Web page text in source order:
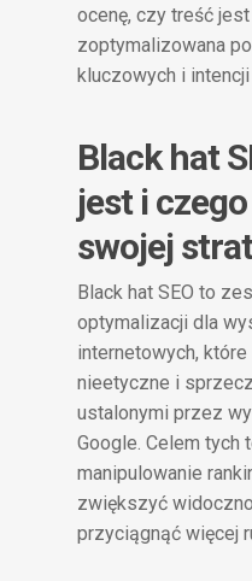
ocenę, czy treść
zoptymalizowana
kluczowych i
Black hat
jest i
swojej
Black hat SEO to
optymalizacji dla
internetowych,
nieetyczne i
ustalonymi przez
Google. Celem tych
manipulowanie
zwiększyć
przyciągnąć więcej